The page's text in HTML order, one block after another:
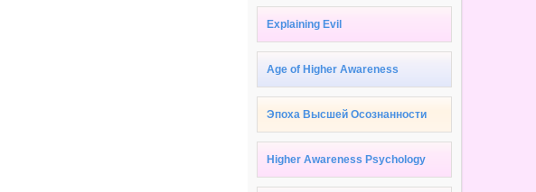
Explaining Evil
Age of Higher Awareness
Эпоха Высшей Осознанности
Higher Awareness Psychology